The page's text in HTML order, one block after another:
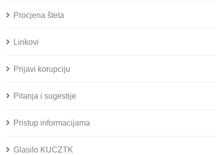
Procjena šteta
Linkovi
Prijavi korupciju
Pitanja i sugestije
Pristup informacijama
Glasilo KUCZTK